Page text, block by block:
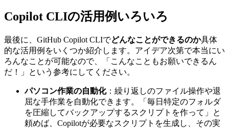
Copilot CLIの活用例いろいろ
最後に、GitHub Copilot CLIでどんなことができるのか具体
的な活用例をいくつか紹介します。アイデア次第で本当にい
ろんなことが可能なので、「こんなこともお願いできるん
だ！」という参考にしてください。
パソコン作業の自動化：繰り返しのファイル操作や退
屈な手作業を自動化できます。「毎日特定のフォルダ
を圧縮してバックアップするスクリプトを作って」と
頼めば、Copilotが必要なスクリプトを生成し、その実